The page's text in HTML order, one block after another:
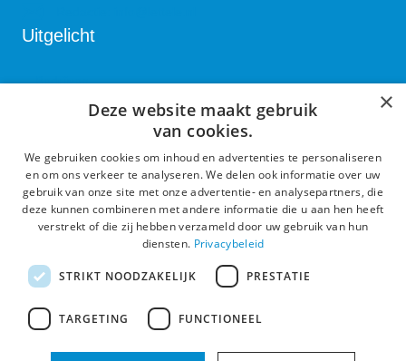
Uitgelicht
Bedrijven
Verenigingen
Algemeen
Actueel
Nieuws
Agenda
×
Deze website maakt gebruik
van cookies.
We gebruiken cookies om inhoud en advertenties te personaliseren
en om ons verkeer te analyseren. We delen ook informatie over uw
gebruik van onze site met onze advertentie- en analysepartners, die
deze kunnen combineren met andere informatie die u aan hen heeft
verstrekt of die zij hebben verzameld door uw gebruik van hun
diensten. Privacybeleid
STRIKT NOODZAKELIJK PRESTATIE
TARGETING FUNCTIONEEL